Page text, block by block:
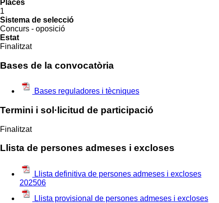
Places
1
Sistema de selecció
Concurs - oposició
Estat
Finalitzat
Bases de la convocatòria
Bases reguladores i tècniques
Termini i sol·licitud de participació
Finalitzat
Llista de persones admeses i excloses
Llista definitiva de persones admeses i excloses
202506
Llista provisional de persones admeses i excloses